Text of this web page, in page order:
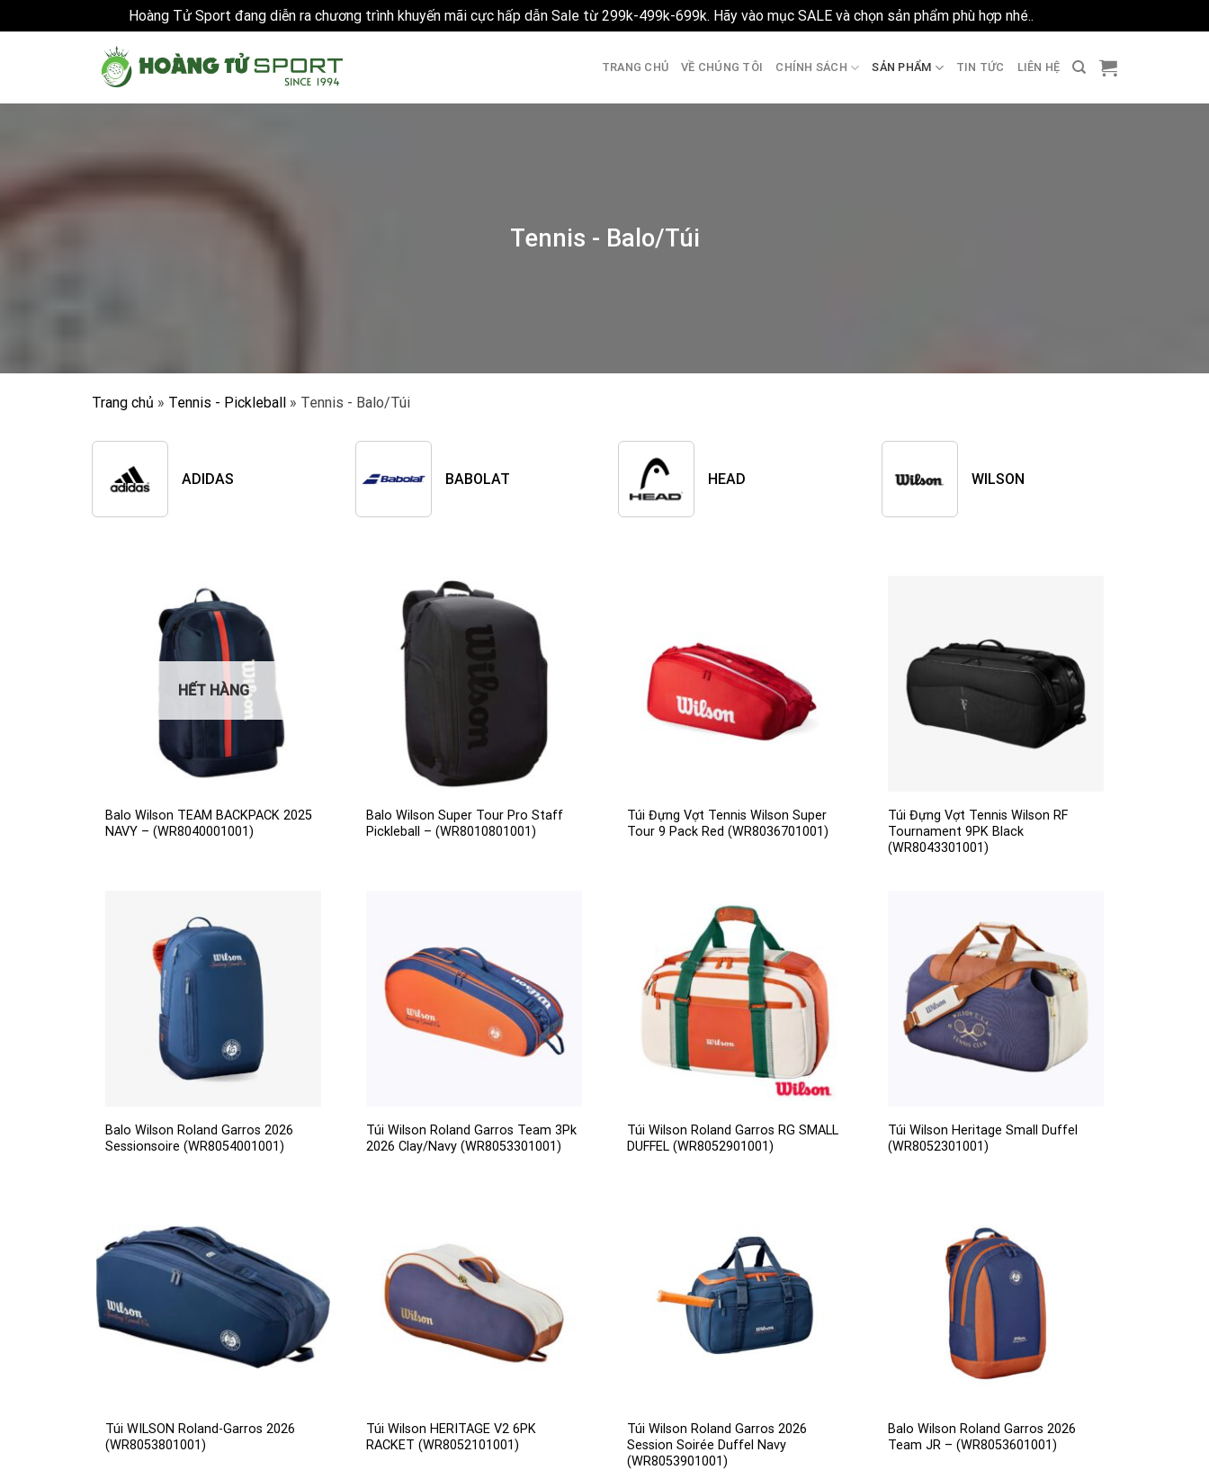
Hoàng Tử Sport đang diễn ra chương trình khuyến mãi cực hấp dẫn Sale từ 299k-499k-699k. Hãy vào mục SALE và chọn sản phẩm phù hợp nhé..
TRANG CHỦ VỀ CHÚNG TÔI CHÍNH SÁCH SẢN PHẨM TIN TỨC LIÊN HỆ
Tennis - Balo/Túi
Trang chủ » Tennis - Pickleball » Tennis - Balo/Túi
ADIDAS BABOLAT HEAD WILSON
HẾT HÀNG
Balo Wilson TEAM BACKPACK 2025
NAVY – (WR8040001001)
Balo Wilson Super Tour Pro Staff
Pickleball – (WR8010801001)
Túi Đựng Vợt Tennis Wilson Super
Tour 9 Pack Red (WR8036701001)
Túi Đựng Vợt Tennis Wilson RF
Tournament 9PK Black
(WR8043301001)
Balo Wilson Roland Garros 2026
Sessionsoire (WR8054001001)
Túi Wilson Roland Garros Team 3Pk
2026 Clay/Navy (WR8053301001)
Túi Wilson Roland Garros RG SMALL
DUFFEL (WR8052901001)
Túi Wilson Heritage Small Duffel
(WR8052301001)
Túi WILSON Roland-Garros 2026
(WR8053801001)
Túi Wilson HERITAGE V2 6PK
RACKET (WR8052101001)
Túi Wilson Roland Garros 2026
Session Soirée Duffel Navy
(WR8053901001)
Balo Wilson Roland Garros 2026
Team JR – (WR8053601001)